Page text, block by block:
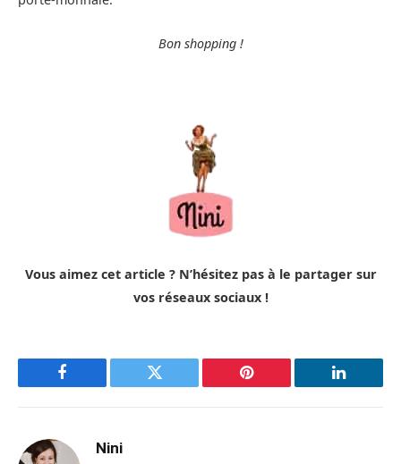
Bon shopping !
Vous aimez cet article ? N’hésitez pas à le partager sur
vos réseaux sociaux !
Facebook Twitter Pinterest LinkedIn
Nini